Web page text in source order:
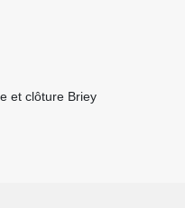
et clôture Briey